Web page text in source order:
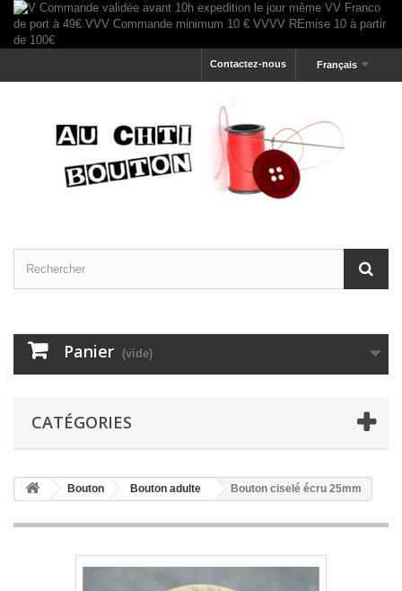
Français
Contactez-nous
Panier (vide)
CATÉGORIES
Bouton Bouton adulte Bouton ciselé écru 25mm